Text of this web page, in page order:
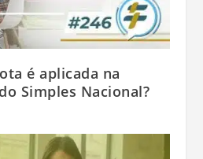
é aplicada na
Simples Nacional?